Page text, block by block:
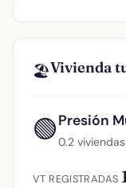
🏖️Vivienda
🟢Presión
0.2
VT REGISTRADAS